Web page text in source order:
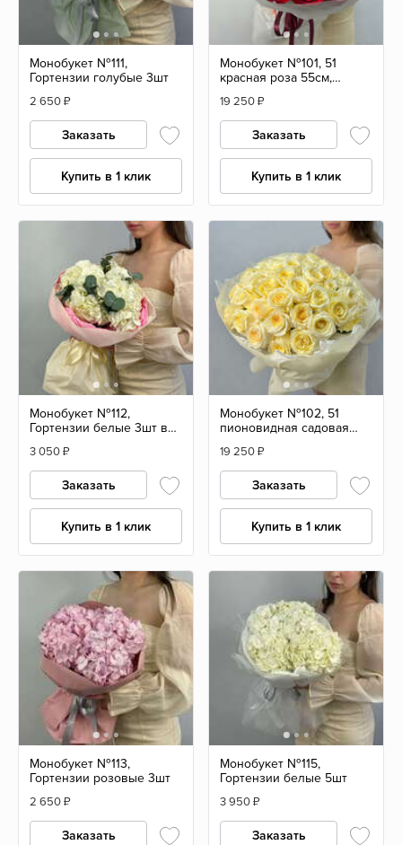
Монобукет №111,
Гортензии голубые 3шт
2 650₽
Заказать
Купить в 1 клик
Монобукет №101, 51
красная роза 55см,
19 250₽
Заказать
Купить в 1 клик
Монобукет №112,
Гортензии белые 3шт в
3 050₽
Заказать
Купить в 1 клик
Монобукет №102, 51
пионовидная садовая
19 250₽
Заказать
Купить в 1 клик
Монобукет №113,
Гортензии розовые 3шт
2 650₽
Заказать
Монобукет №115,
Гортензии белые 5шт
3 950₽
Заказать